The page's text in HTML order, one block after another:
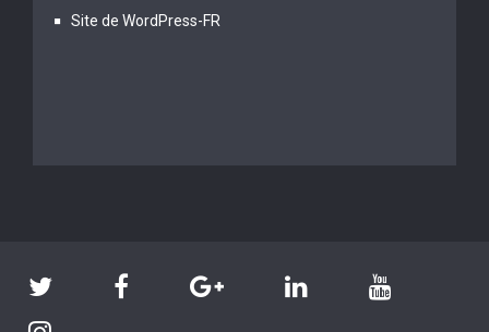
Site de WordPress-FR